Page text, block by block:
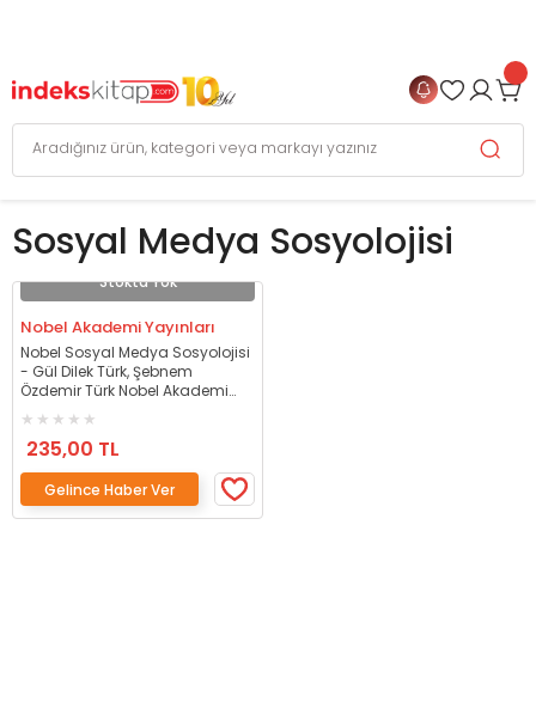
Sosyal Medya Sosyolojisi
Stokta Yok
Nobel Akademi Yayınları
Nobel Sosyal Medya Sosyolojisi
- Gül Dilek Türk, Şebnem
Özdemir Türk Nobel Akademi
235,00 TL
Gelince Haber Ver